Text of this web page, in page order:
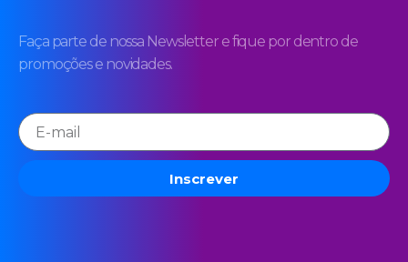
Faça parte de nossa Newsletter e fique por dentro de
promoções e novidades.
Inscrever